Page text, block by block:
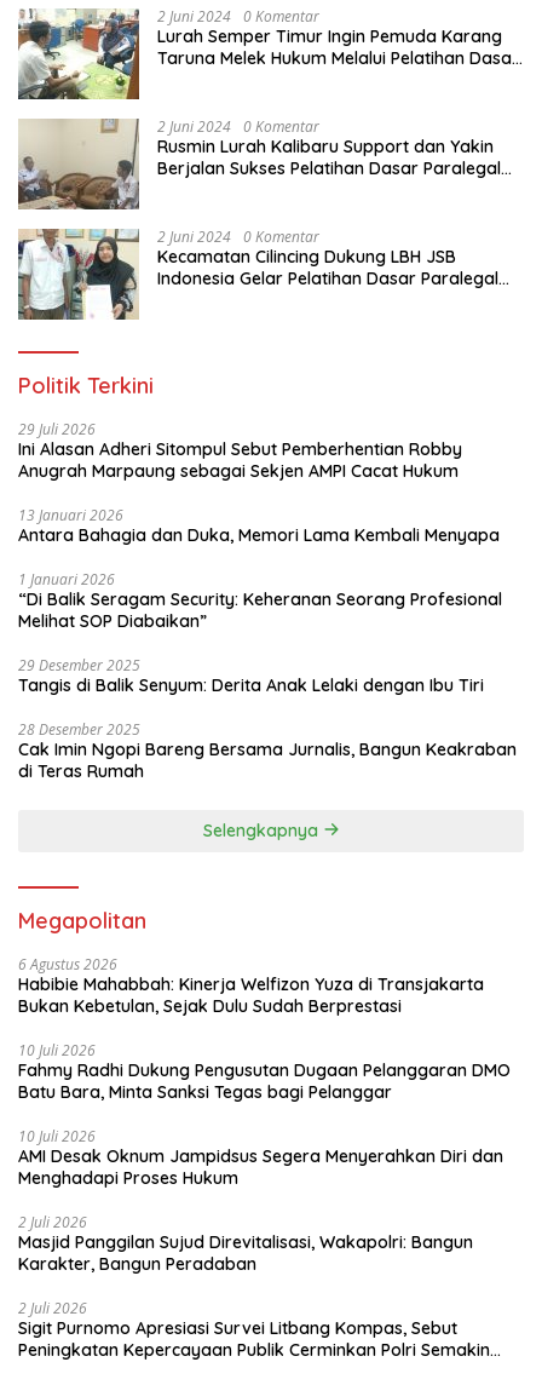
2 Juni 2024 0 Komentar
Lurah Semper Timur Ingin Pemuda Karang
Taruna Melek Hukum Melalui Pelatihan Dasar
2 Juni 2024 0 Komentar
Rusmin Lurah Kalibaru Support dan Yakin
Berjalan Sukses Pelatihan Dasar Paralegal
2 Juni 2024 0 Komentar
Kecamatan Cilincing Dukung LBH JSB
Indonesia Gelar Pelatihan Dasar Paralegal
Politik Terkini
29 Juli 2026
Ini Alasan Adheri Sitompul Sebut Pemberhentian Robby
Anugrah Marpaung sebagai Sekjen AMPI Cacat Hukum
13 Januari 2026
Antara Bahagia dan Duka, Memori Lama Kembali Menyapa
1 Januari 2026
“Di Balik Seragam Security: Keheranan Seorang Profesional
Melihat SOP Diabaikan”
29 Desember 2025
Tangis di Balik Senyum: Derita Anak Lelaki dengan Ibu Tiri
28 Desember 2025
Cak Imin Ngopi Bareng Bersama Jurnalis, Bangun Keakraban
di Teras Rumah
Selengkapnya
Megapolitan
6 Agustus 2026
Habibie Mahabbah: Kinerja Welfizon Yuza di Transjakarta
Bukan Kebetulan, Sejak Dulu Sudah Berprestasi
10 Juli 2026
Fahmy Radhi Dukung Pengusutan Dugaan Pelanggaran DMO
Batu Bara, Minta Sanksi Tegas bagi Pelanggar
10 Juli 2026
AMI Desak Oknum Jampidsus Segera Menyerahkan Diri dan
Menghadapi Proses Hukum
2 Juli 2026
Masjid Panggilan Sujud Direvitalisasi, Wakapolri: Bangun
Karakter, Bangun Peradaban
2 Juli 2026
Sigit Purnomo Apresiasi Survei Litbang Kompas, Sebut
Peningkatan Kepercayaan Publik Cerminkan Polri Semakin